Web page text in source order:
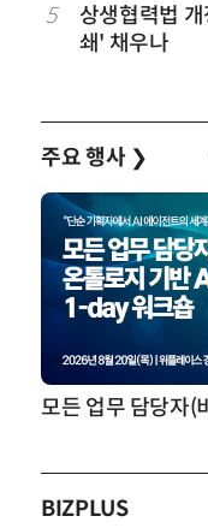
5
상생협력법
쇄' 채우나
주요 행사 ❯
BIZPLUS